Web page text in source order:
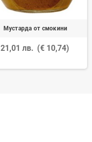
Мустарда от смокини
21,01 лв. (€ 10,74)